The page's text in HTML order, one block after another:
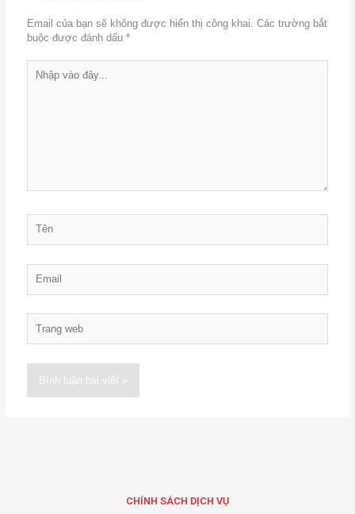
Email của bạn sẽ không được hiển thị công khai.
Các trường bắt
buộc được đánh dấu*
vào
web
CHÍNH SÁCH DỊCH VỤ